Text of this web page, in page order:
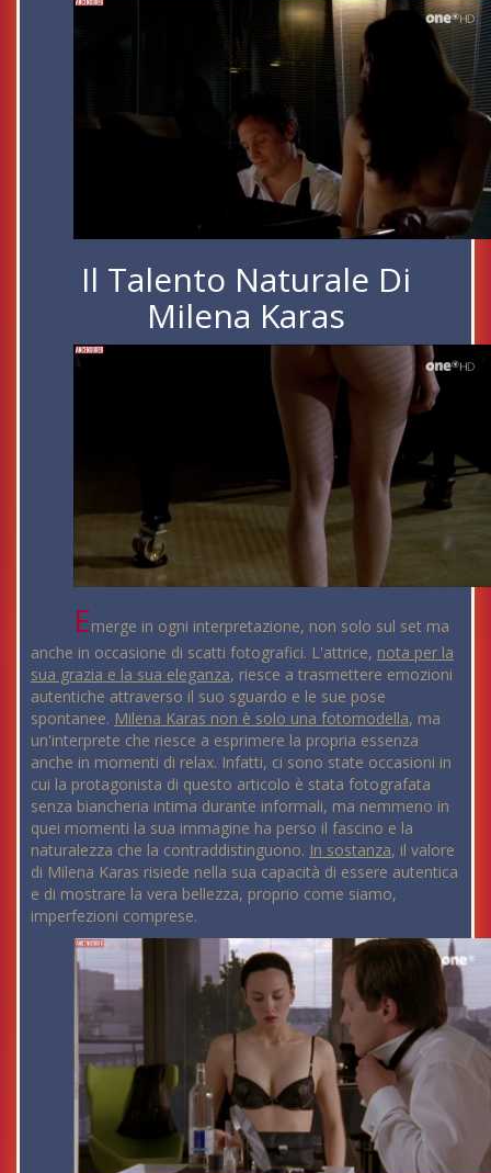
Il Talento Naturale Di
Milena Karas
Emerge in ogni interpretazione, non solo sul set ma
anche in occasione di scatti fotografici. L'attrice, nota per la
sua grazia e la sua eleganza, riesce a trasmettere emozioni
autentiche attraverso il suo sguardo e le sue pose
spontanee. Milena Karas non è solo una fotomodella, ma
un'interprete che riesce a esprimere la propria essenza
anche in momenti di relax. Infatti, ci sono state occasioni in
cui la protagonista di questo articolo è stata fotografata
senza biancheria intima durante informali, ma nemmeno in
quei momenti la sua immagine ha perso il fascino e la
naturalezza che la contraddistinguono. In sostanza, il valore
di Milena Karas risiede nella sua capacità di essere autentica
e di mostrare la vera bellezza, proprio come siamo,
imperfezioni comprese.